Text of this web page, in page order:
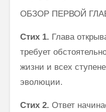
ОБЗОР ПЕРВОЙ
Стих 1. Глава
требует
жизни и всех
эволюции.
Стих 2. Ответ